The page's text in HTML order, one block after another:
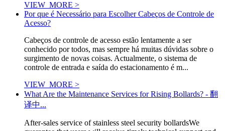
VIEW_MORE >
Por que é Necessário para Escolher Cabeços de Controle de
Acesso?
Cabeços de controle de acesso estão lentamente a ser
conhecido por todos, mas sempre há muitas dúvidas sobre o
surgimento de novas coisas. Actualmente, o sistema de
controle de entrada e saída do estacionamento é m...
VIEW_MORE >
What Are the Maintenance Services for Rising Bollards? - 翻
译中...
After-sales service of stainless steel security bollardsWe